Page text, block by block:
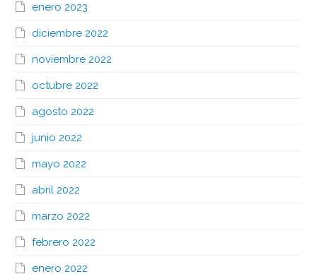
enero 2023
diciembre 2022
noviembre 2022
octubre 2022
agosto 2022
junio 2022
mayo 2022
abril 2022
marzo 2022
febrero 2022
enero 2022